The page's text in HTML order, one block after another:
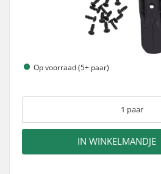
Op voorraad (5+ paar)
1 paar
IN WINKELMANDJE